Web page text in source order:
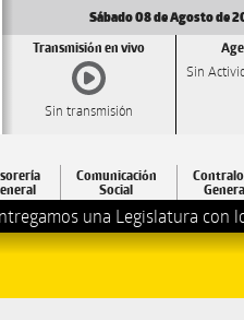
Sábado 08 de Agosto de
Transmisión en vivo
Sin transmisión
Sin
Comunicación
Social
una Legislatura con